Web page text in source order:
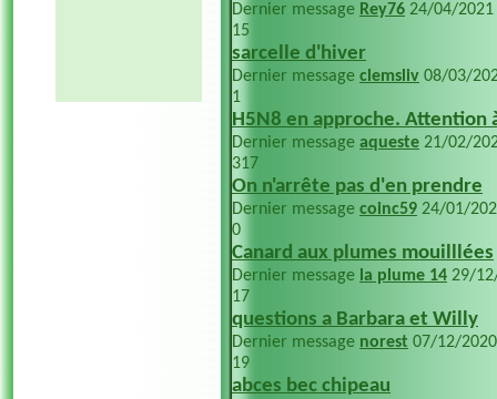
Dernier message Rey76 24/04/2021
15
sarcelle d'hiver
Dernier message clemsliv 08/03/
1
H5N8 en approche. Attention
Dernier message aqueste 21/02/
317
On n'arrête pas d'en prendre
Dernier message coinc59 24/01/
0
Canard aux plumes mouilllées
Dernier message la plume 14 29/
17
questions a Barbara et Willy
Dernier message norest 07/12/
19
abces bec chipeau